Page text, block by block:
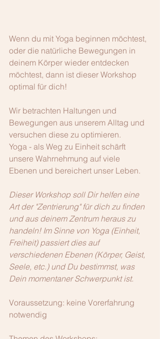
Wenn du mit Yoga beginnen möchtest,
oder die natürliche Bewegungen in
deinem Körper wieder entdecken
möchtest, dann ist dieser Workshop
optimal für dich!
Wir betrachten Haltungen und
Bewegungen aus unserem Alltag und
versuchen diese zu optimieren.
Yoga - als Weg zu Einheit schärft
unsere Wahrnehmung auf viele
Ebenen und bereichert unser Leben.
Dieser Workshop soll Dir helfen eine
Art der "Zentrierung" für dich zu finden
und aus deinem Zentrum heraus zu
handeln! Im Sinne von Yoga (Einheit,
Freiheit) passiert dies auf
verschiedenen Ebenen (Körper, Geist,
Seele, etc.) und Du bestimmst, was
Dein momentaner Schwerpunkt ist.
Voraussetzung: keine Vorerfahrung
notwendig